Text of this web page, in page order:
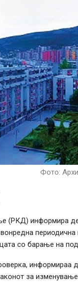
Фото:
(РКД) информира
со барање на
за